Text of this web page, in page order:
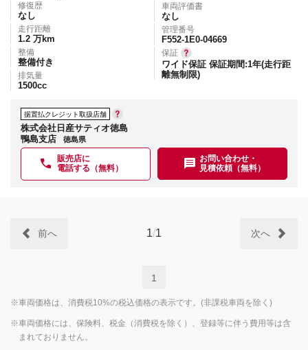
修復歴
なし
走行距離
1.2 万km
整備
整備付き
排気量
1500cc
車両評価書
なし
管理番号
F552-1E0-04669
保証
ワイド保証 保証期間:1年(走行距
離無制限)
据置払クレジット取扱店舗
株式会社日産サティオ徳島
鴨島支店
徳島県
販売店に
電話する（無料）
お問い合わせ・
見積依頼（無料）
1/1
前へ 次へ
1
※車両価格は、消費税10%の税込価格の表示です。(非課税車両を除く)
※車両価格には、保険料、税金（消費税を除く）、登録等に伴う費用等は含
まれておりません。